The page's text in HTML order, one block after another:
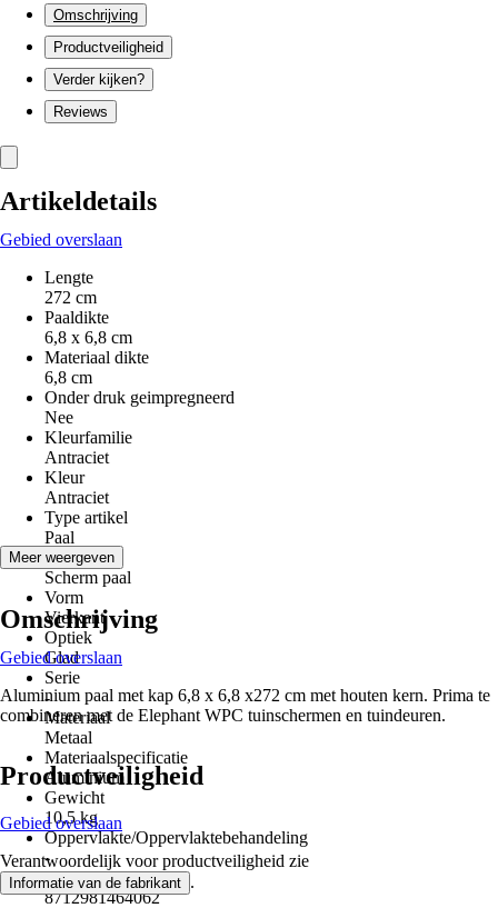
Omschrijving
Productveiligheid
Verder kijken?
Reviews
Artikeldetails
Gebied overslaan
Lengte
272 cm
Paaldikte
6,8 x 6,8 cm
Materiaal dikte
6,8 cm
Onder druk geimpregneerd
Nee
Kleurfamilie
Antraciet
Kleur
Antraciet
Type artikel
Paal
Uitvoering
Scherm paal
Vorm
Vierkant
Optiek
Glad
Serie
-
Materiaal
Metaal
Materiaalspecificatie
Aluminium
Gewicht
10,5 kg
Oppervlakte/Oppervlaktebehandeling
-
EAN
8712981464062
Meer weergeven
Omschrijving
Gebied overslaan
Aluminium paal met kap 6,8 x 6,8 x272 cm met houten kern. Prima te
combineren met de Elephant WPC tuinschermen en tuindeuren.
Productveiligheid
Gebied overslaan
Verantwoordelijk voor productveiligheid zie
Informatie van de fabrikant .